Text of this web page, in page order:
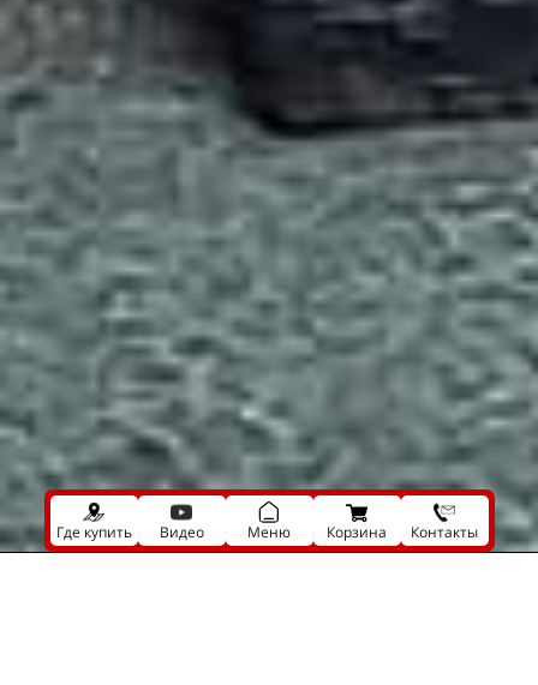
Где купить Видео Меню Корзина Контакты